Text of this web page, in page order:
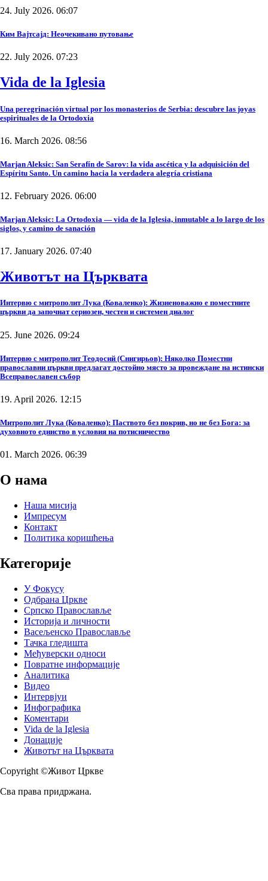
24. July 2026. 06:07
Ким Вајтсајд: Неочекивано путовање
22. July 2026. 07:23
Vida de la Iglesia
Una peregrinación virtual por los monasterios de Serbia: descubre las joyas
espirituales de la Ortodoxia
16. March 2026. 08:56
Marjan Aleksic: San Serafín de Sarov: la vida ascética y la adquisición del
Espíritu Santo. Un camino hacia la verdadera alegría cristiana
12. February 2026. 06:00
Marjan Aleksic: La Ortodoxia — vida de la Iglesia, inmutable a lo largo de los
siglos, y camino de sanación
17. January 2026. 07:40
Животът на Църквата
Интервю с митрополит Лука (Коваленко): Жизненоважно е поместните
църкви да започнат сериозен, честен и системен диалог
25. June 2026. 09:24
Интервю с митрополит Теодосий (Снигирьов): Няколко Поместни
православни църкви предлагат достойно място за провеждане на истински
Всеправославен събор
19. April 2026. 12:15
Митрополит Лука (Коваленко): Паството без покрив, но не без Бога: за
духовното единство в условия на потисничество
01. March 2026. 06:39
О нама
Наша мисија
Импресум
Контакт
Политика коришћења
Категорије
У Фокусу
Одбрана Цркве
Српско Православље
Историја и личности
Васељенско Православље
Тачка гледишта
Међуверски односи
Повратне информације
Аналитика
Видео
Интервјуи
Инфографика
Коментари
Vida de la Iglesia
Донације
Животът на Църквата
Copyright ©Живот Цркве
Сва права придржана.